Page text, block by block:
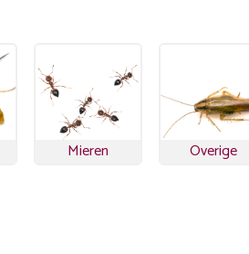
Mieren Overige